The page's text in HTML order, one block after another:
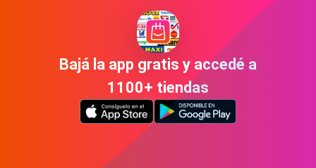
Bajá la app gratis y accedé a
1100+ tiendas